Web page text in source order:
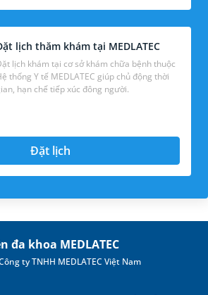
lịch thăm khám tại MEDLATEC
lịch khám tại cơ sở khám chữa bệnh thuộc
thống Y tế MEDLATEC giúp chủ động thời
gian, hạn chế tiếp xúc đông người.
Đặt lịch
đa khoa MEDLATEC
ty TNHH MEDLATEC Việt Nam